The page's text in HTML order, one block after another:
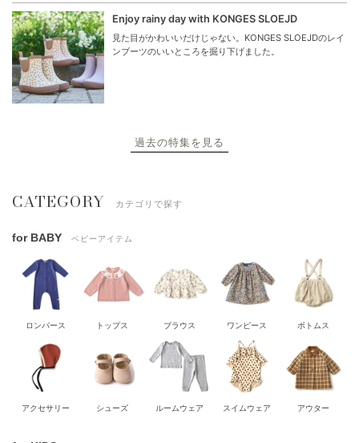
Enjoy rainy day with KONGES SLOEJD
見た目がかわいいだけじゃない。KONGES SLOEJDのレイ
ンブーツのいいところを掘り下げました。
過去の特集を見る
CATEGORY カテゴリで探す
for BABY ベビーアイテム
ロンパース トップス ブラウス ワンピース ボトムス
アクセサリー シューズ ルームウェア スイムウェア アウター